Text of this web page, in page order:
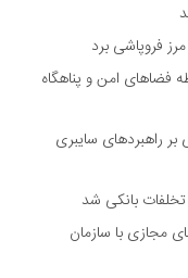
فروپاشی برد
فضا‌های امن و پناهگاه
راهبرد‌های سایبری
بانکی شد
مجازی با سازمان